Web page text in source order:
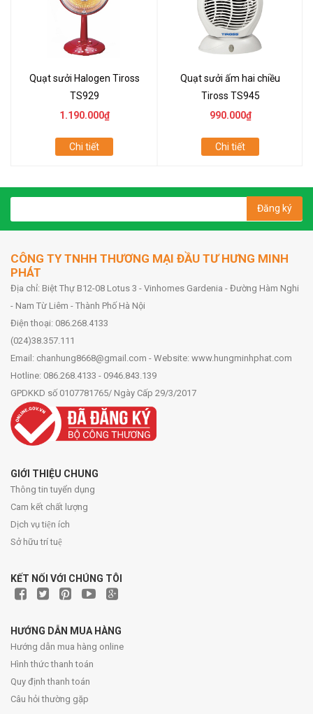
Quạt sưởi Halogen Tiross
TS929
1.190.000₫
Chi tiết
Quạt sưởi ấm hai chiều
Tiross TS945
990.000₫
Chi tiết
Đăng ký
CÔNG TY TNHH THƯƠNG MẠI ĐẦU TƯ HƯNG MINH
PHÁT
Địa chỉ: Biệt Thự B12-08 Lotus 3 - Vinhomes Gardenia - Đường Hàm Nghi
- Nam Từ Liêm - Thành Phố Hà Nội
Điện thoại: 086.268.4133
(024)38.357.111
Email: chanhung8668@gmail.com - Website: www.hungminhphat.com
Hotline: 086.268.4133 - 0946.843.139
GPDKKD số 0107781765/ Ngày Cấp 29/3/2017
GIỚI THIỆU CHUNG
Thông tin tuyển dụng
Cam kết chất lượng
Dịch vụ tiện ích
Sở hữu trí tuệ
KẾT NỐI VỚI CHÚNG TÔI
HƯỚNG DẪN MUA HÀNG
Hướng dẫn mua hàng online
Hình thức thanh toán
Quy định thanh toán
Câu hỏi thường gặp